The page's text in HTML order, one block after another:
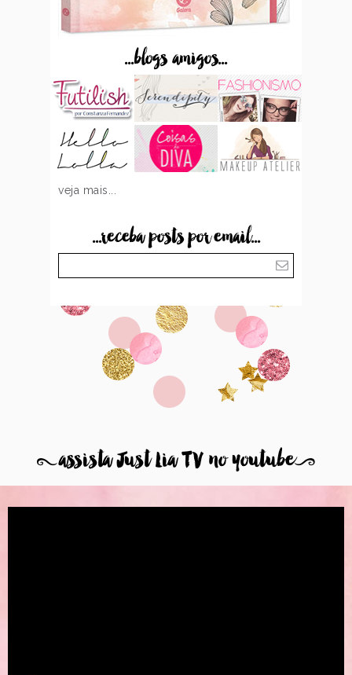
...blogs amigos...
veja mais...
...receba posts por email...
8assista Just Lia TV no youtube9